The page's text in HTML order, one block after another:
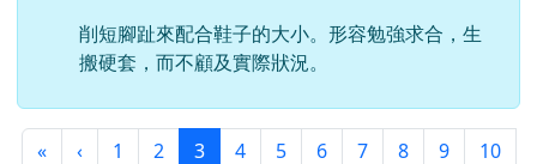
削短腳趾來配合鞋子的大小。形容勉強求合，生
搬硬套，而不顧及實際狀況。
«第一頁
‹上一頁
1 2 3(目前頁次)
4 5 6 7 8 9
10